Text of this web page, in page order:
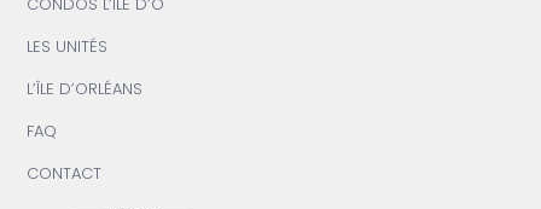
LES UNITÉS
L’ÎLE D’ORLÉANS
FAQ
CONTACT